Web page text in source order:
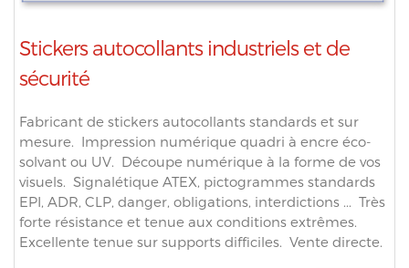
Stickers autocollants industriels et de
sécurité
Fabricant de stickers autocollants standards et sur
mesure. Impression numérique quadri à encre éco-
solvant ou UV. Découpe numérique à la forme de vos
visuels. Signalétique ATEX, pictogrammes standards
EPI, ADR, CLP, danger, obligations, interdictions ... Très
forte résistance et tenue aux conditions extrêmes.
Excellente tenue sur supports difficiles. Vente directe.